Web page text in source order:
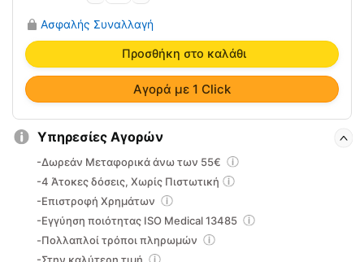
Onelife
Eco
L1
Alfacare
ποσότητα
Ασφαλής Συναλλαγή
Προσθήκη στο καλάθι
Αγορά με 1 Click
Υπηρεσίες Αγορών
-Δωρεάν Μεταφορικά άνω των 55€
-4 Άτοκες δόσεις, Χωρίς Πιστωτική
-Επιστροφή Χρημάτων
-Εγγύηση ποιότητας ISO Medical 13485
-Πολλαπλοί τρόποι πληρωμών